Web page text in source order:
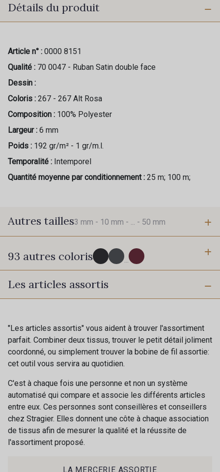
Détails du produit
Article n° : 0000 8151
Qualité : 70 0047 - Ruban Satin double face
Dessin :
Coloris : 267 - 267 Alt Rosa
Composition : 100% Polyester
Largeur : 6 mm
Poids : 192 gr/m² - 1 gr/m.l.
Temporalité : Intemporel
Quantité moyenne par conditionnement : 25 m; 100 m;
Autres tailles3 mm - 10 mm - ... - 50 mm
3 mm 10 mm
16 mm
93 autres coloris ...
725 - 725 Noir
30 - 30 Silver 401 - 401 Blanc
405 - 405 Porcelaine 23 - 23 Natural
09 - 09 Crème
614 - 614 White Coffee
27 - 27 Beige 29 - 29 Sable
Les articles assortis
"Les articles assortis" vous aident à trouver l'assortiment
parfait. Combiner deux tissus, trouver le petit détail joliment
coordonné, ou simplement trouver la bobine de fil assortie:
cet outil vous servira au quotidien.
C'est à chaque fois une personne et non un système
automatisé qui compare et associe les différents articles
entre eux. Ces personnes sont conseillères et conseillers
chez Stragier. Elles donnent une côte à chaque association
de tissus afin de mesurer la qualité et la réussite de
l'assortiment proposé.
LA MERCERIE ASSORTIE